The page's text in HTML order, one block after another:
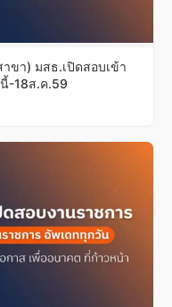
ขา) มสธ.เปิดสอบเข้า
-18ส.ค.59